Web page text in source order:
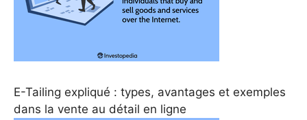
E-Tailing expliqué : types, avantages et exemples
dans la vente au détail en ligne